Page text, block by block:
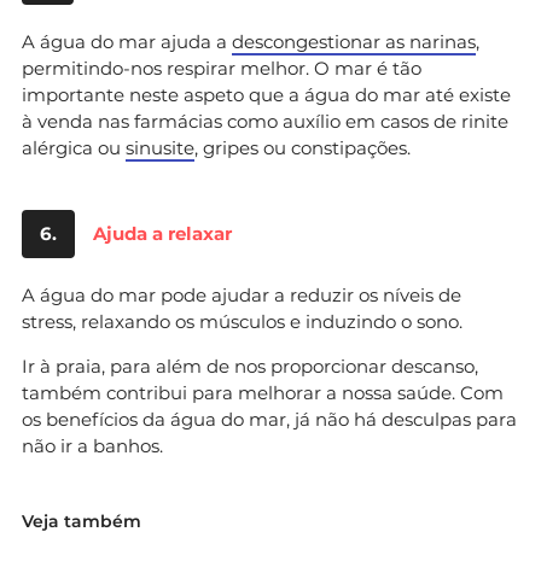
A água do mar ajuda a descongestionar as narinas,
permitindo-nos respirar melhor. O mar é tão
importante neste aspeto que a água do mar até existe
à venda nas farmácias como auxílio em casos de rinite
alérgica ou sinusite, gripes ou constipações.
6. Ajuda a relaxar
A água do mar pode ajudar a reduzir os níveis de
stress, relaxando os músculos e induzindo o sono.
Ir à praia, para além de nos proporcionar descanso,
também contribui para melhorar a nossa saúde. Com
os benefícios da água do mar, já não há desculpas para
não ir a banhos.
Veja também